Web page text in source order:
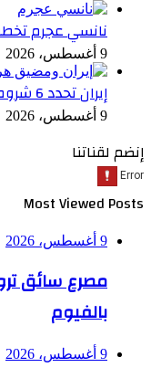
نانسي عجرم تخطف
9 أغسطس، 2026
إيران تحدد 6 شروط لإعادة فتح مضيق هرمز
9 أغسطس، 2026
إنضم لقناتنا
Most Viewed Posts
9 أغسطس، 2026
مصرع سائق
بالفيوم
9 أغسطس، 2026